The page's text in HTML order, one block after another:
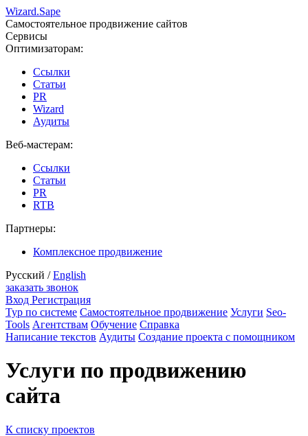
Wizard.Sape
Самостоятельное продвижение сайтов
Сервисы
Оптимизаторам:
Ссылки
Статьи
PR
Wizard
Аудиты
Веб-мастерам:
Ссылки
Статьи
PR
RTB
Партнеры:
Комплексное продвижение
Русский /English
заказать звонок
Вход Регистрация
Тур по системе Самостоятельное продвижение Услуги Seo-
Tools Агентствам Обучение Справка
Написание текстов Аудиты Создание проекта с помощником
Услуги по продвижению
сайта
К списку проектов